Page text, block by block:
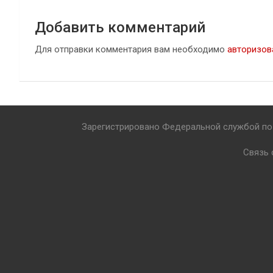
Добавить комментарий
Для отправки комментария вам необходимо
Зарегистрировано Федеральной службой
Связь